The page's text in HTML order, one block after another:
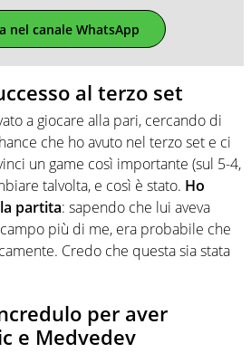
nel canale WhatsApp
al terzo set
a giocare alla pari, cercando di
che ho avuto nel terzo set e ci
un game così importante (sul 5-4,
talvolta, e così è stato. Ho
partita: sapendo che lui aveva
più di me, era probabile che
Credo che questa sia stata
per aver
e Medvedev